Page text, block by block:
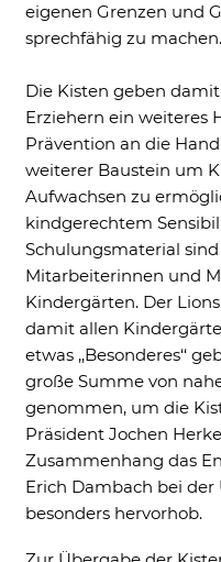
eigenen Grenzen und
sprechfähig zu machen.
Die Kisten geben
Erziehern ein weiteres
Prävention an die
weiterer Baustein um
Aufwachsen zu
kindgerechtem
Schulungsmaterial
Mitarbeiterinnen und
Kindergärten. Der
damit allen
etwas ,,Besonderes‘‘
große Summe von
genommen, um die
Präsident Jochen
Zusammenhang das
Erich Dambach bei
besonders hervorhob.
Marketing und
verwendet, um
aktivieren. Hierbei
anonymisierte
Drittanbieter
Cookie